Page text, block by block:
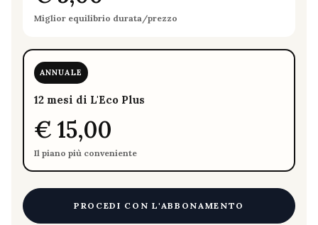
Miglior equilibrio durata/prezzo
ANNUALE
12 mesi di L'Eco Plus
€ 15,00
Il piano più conveniente
PROCEDI CON L'ABBONAMENTO